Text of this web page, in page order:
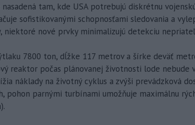
nasadená tam, kde USA potrebujú diskrétnu
sofistikovanými schopnosťami sledovania a
niektoré nové prvky minimalizujú detekciu
7800 ton, dĺžke 117 metrov a šírke deväť
reaktor počas plánovanej životnosti lode nebude
náklady na životný cyklus a zvýši prevádzková
pohon parnými turbínami umožňuje maximálnu